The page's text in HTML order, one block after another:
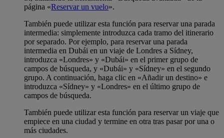
página «Reservar un vuelo».
También puede utilizar esta función para reservar una parada
intermedia: simplemente introduzca cada tramo del itinerario
por separado. Por ejemplo, para reservar una parada
intermedia en Dubái en un viaje de Londres a Sídney,
introduzca «Londres» y «Dubái» en el primer grupo de
campos de búsqueda, y «Dubái» y «Sídney» en el segundo
grupo. A continuación, haga clic en «Añadir un destino» e
introduzca «Sídney» y «Londres» en el último grupo de
campos de búsqueda.
También puede utilizar esta función para reservar un viaje que
empiece en una ciudad y termine en otra tras pasar por una o
más ciudades.